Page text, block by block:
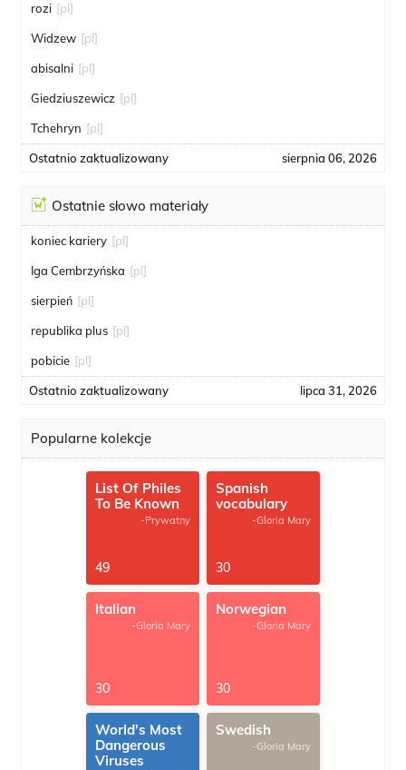
rozi [pl]
Widzew [pl]
abisalni [pl]
Giedziuszewicz [pl]
Tchehryn [pl]
Ostatnio zaktualizowany sierpnia 06, 2026
Ostatnie słowo materiały
koniec kariery [pl]
Iga Cembrzyńska [pl]
sierpień [pl]
republika plus [pl]
pobicie [pl]
Ostatnio zaktualizowany lipca 31, 2026
Popularne kolekcje
List Of Philes
To Be Known
-Prywatny
49
Spanish
vocabulary
-Gloria Mary
30
Italian
-Gloria Mary
30
Norwegian
-Gloria Mary
30
World's Most
Dangerous
Viruses
Swedish
-Gloria Mary